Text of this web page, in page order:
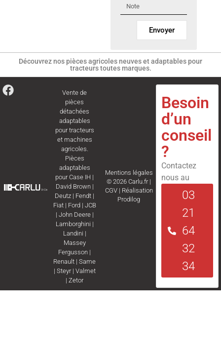
Envoyer
Découvrez nos pièces agricoles neuves et adaptables pour
tracteurs toutes marques.
Vente de
pièces
détachées
adaptables
pour tracteurs
et machines
agricoles.
Pièces
adaptables
pourCase IH |
David Brown|
Deutz | Fendt |
Fiat| Ford | JCB
| John Deere|
Lamborghini |
Landini |
Massey
Fergusson |
Renault |Same
| Steyr| Valmet
|Zetor
Mentions légales
© 2026 Carlu.fr |
CGV| Réalisation
Prodilog
Besoin
d’un
conseil
?
Contactez
nous au
03
21
64
32
34